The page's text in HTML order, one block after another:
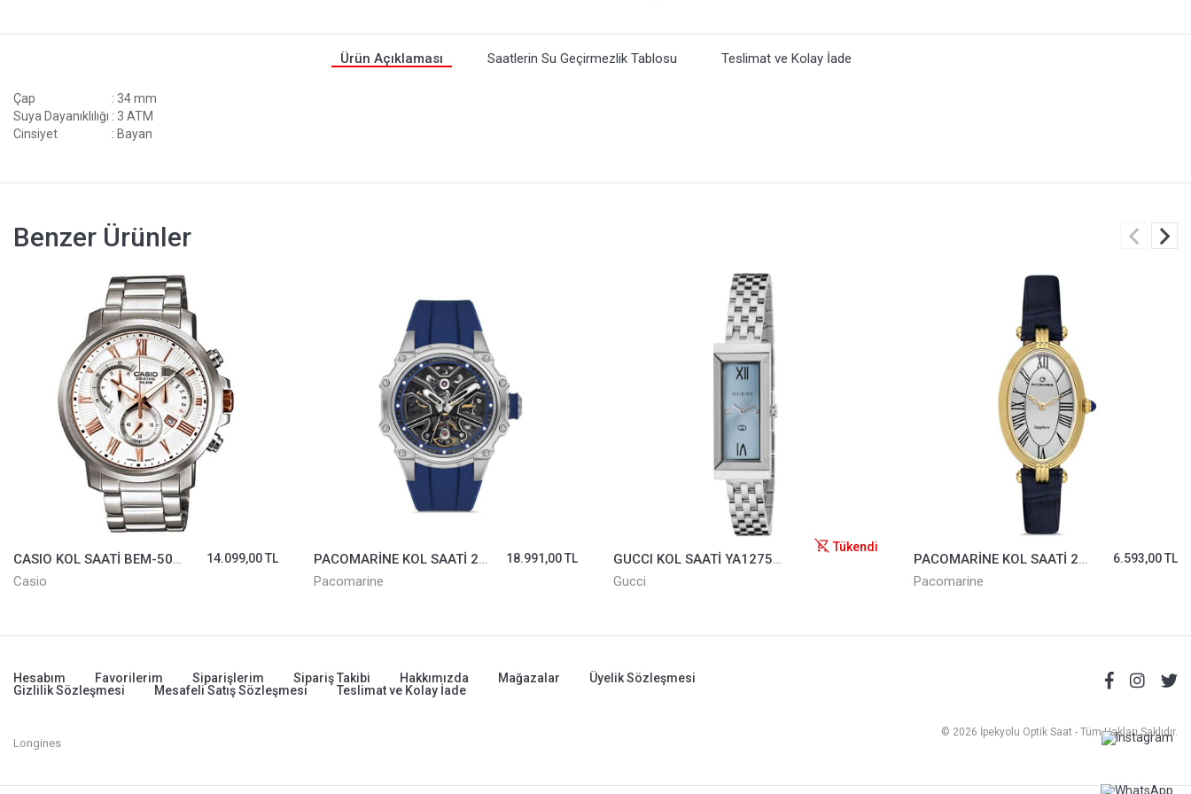
Ürün Açıklaması Saatlerin Su Geçirmezlik Tablosu Teslimat ve Kolay İade
Çap
: 34 mm
Suya Dayanıklılığı : 3 ATM
Cinsiyet
: Bayan
Benzer Ürünler
CASIO KOL SAATİ BEM-506BD-7AVDF
Casio
14.099,00 TL
PACOMARİNE KOL SAATİ 24501-02
Pacomarine
18.991,00 TL
GUCCI KOL SAATİ YA127517
Gucci
Tükendi
PACOMARİNE KOL SAATİ 23210-04
Pacomarine
6.593,00 TL
Hesabım Favorilerim Siparişlerim Sipariş Takibi Hakkımızda Mağazalar
Üyelik Sözleşmesi
Gizlilik Sözleşmesi
Mesafeli Satış Sözleşmesi Teslimat ve Kolay İade
Longines
© 2026 İpekyolu Optik Saat - Tüm Hakları Saklıdır.